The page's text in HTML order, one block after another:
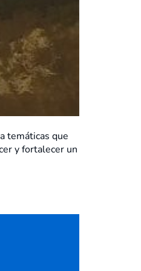
temáticas que
y fortalecer un